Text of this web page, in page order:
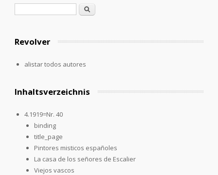
Formulario de búsqueda
Buscar
Revolver
alistar todos autores
Inhaltsverzeichnis
4.1919=Nr. 40
binding
title_page
Pintores misticos españoles
La casa de los señores de Escalier
Viejos vascos